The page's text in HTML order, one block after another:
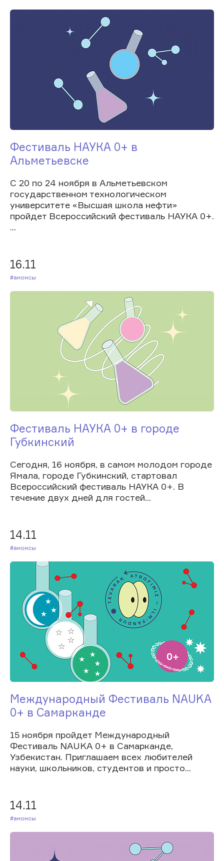
Фестиваль НАУКА 0+ в
Альметьевске
С 20 по 24 ноября в Альметьевском
государственном технологическом
университете «Высшая школа нефти»
пройдет Всероссийский фестиваль НАУКА 0+.
...
16.11
#Анонсы
Фестиваль НАУКА 0+ в городе
Губкинский
Сегодня, 16 ноября, в самом молодом городе
Ямала, городе Губкинский, стартовал
Всероссийский фестиваль НАУКА 0+. В
течение двух дней для гостей...
14.11
#Анонсы
Международный Фестиваль NAUKA
0+ в Самарканде
15 ноября пройдет Международный
Фестиваль NAUKA 0+ в Самарканде,
Узбекистан. Приглашаем всех любителей
науки, школьников, студентов и просто...
14.11
#Анонсы